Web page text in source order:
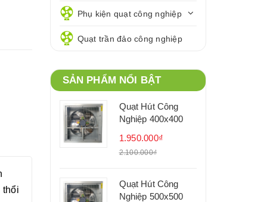
thổi
Phụ kiện quạt công nghiệp
Quạt trần đảo công nghiệp
SẢN PHẨM NỔI BẬT
Quạt Hút Công
Nghiệp 400x400
1.950.000₫
2.100.000₫
Quạt Hút Công
Nghiệp 500x500